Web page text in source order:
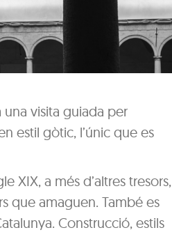
visita guiada per
estil gòtic, l’únic que es
XIX, a més d’altres tresors,
que amaguen. També es
Construcció, estils